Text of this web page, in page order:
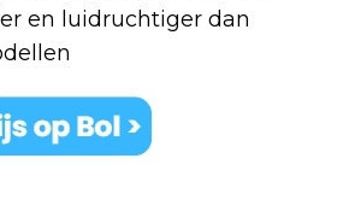
en luidruchtiger dan